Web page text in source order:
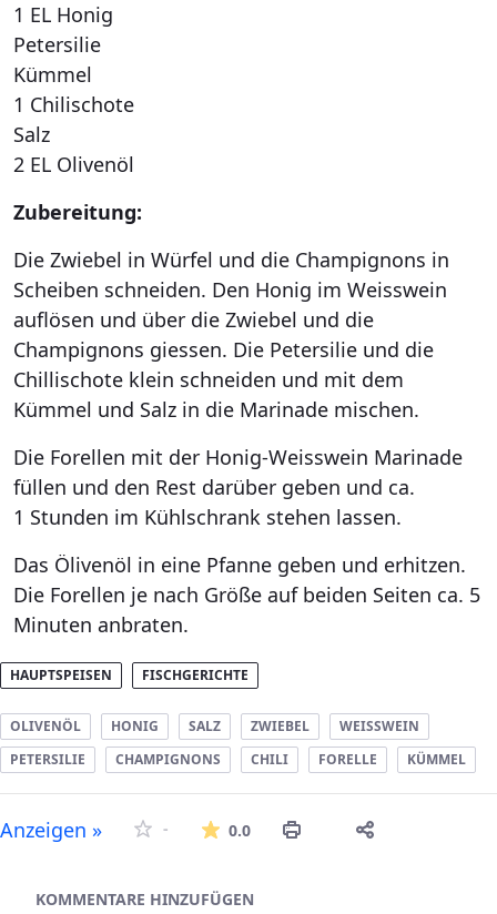
1 EL Honig
Petersilie
Kümmel
1 Chilischote
Salz
2 EL Olivenöl
Zubereitung:
Die Zwiebel in Würfel und die Champignons in
Scheiben schneiden. Den Honig im Weisswein
auflösen und über die Zwiebel und die
Champignons giessen. Die Petersilie und die
Chillischote klein schneiden und mit dem
Kümmel und Salz in die Marinade mischen.
Die Forellen mit der Honig-Weisswein Marinade
füllen und den Rest darüber geben und ca.
1 Stunden im Kühlschrank stehen lassen.
Das Ölivenöl in eine Pfanne geben und erhitzen.
Die Forellen je nach Größe auf beiden Seiten ca. 5
Minuten anbraten.
HAUPTSPEISEN FISCHGERICHTE
OLIVENÖL HONIG SALZ ZWIEBEL
WEISSWEIN
PETERSILIE
CHAMPIGNONS CHILI FORELLE KÜMMEL
Anzeigen » - 0.0Die durchschnittliche
Asset-Herausgeber
KOMMENTARE HINZUFÜGEN